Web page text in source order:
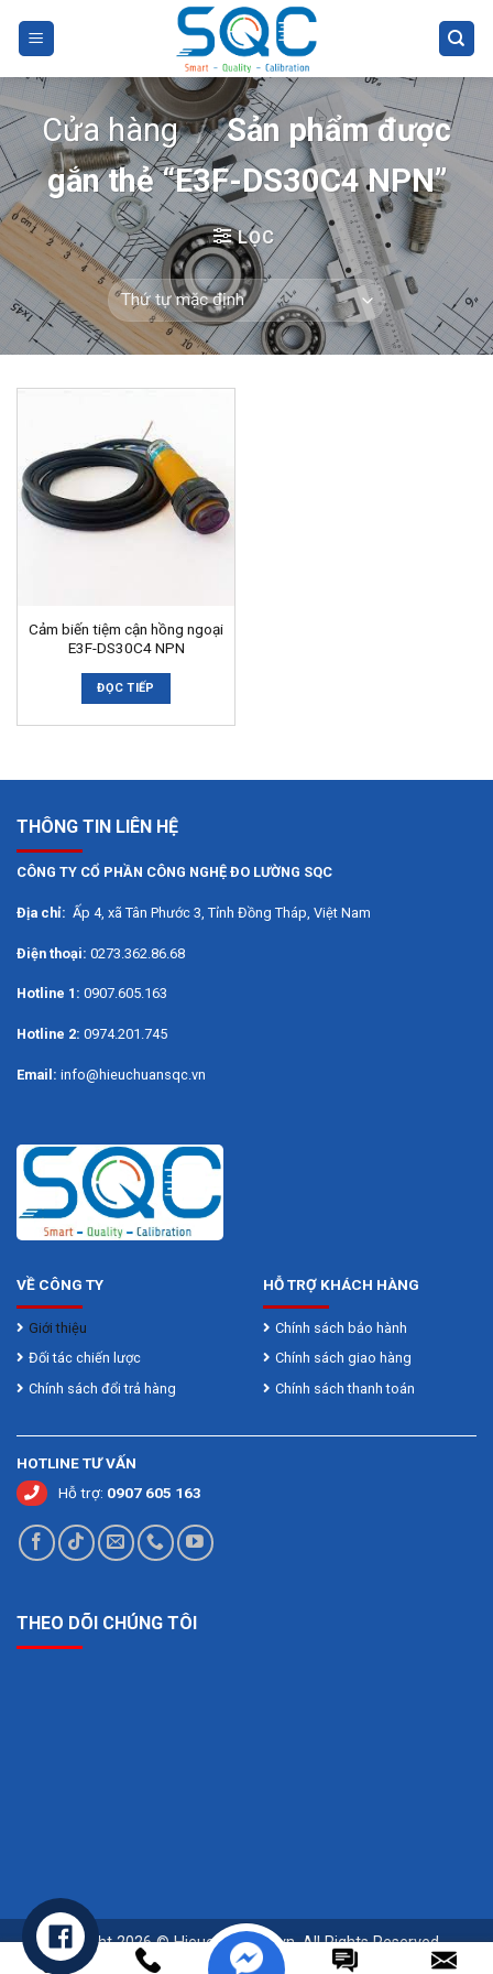
Cửa hàng / Sản phẩm được
gắn thẻ “E3F-DS30C4 NPN”
LỌC
Cảm biến tiệm cận hồng ngoại
E3F-DS30C4 NPN
ĐỌC TIẾP
THÔNG TIN LIÊN HỆ
CÔNG TY CỔ PHẦN CÔNG NGHỆ ĐO LƯỜNG SQC
Địa chỉ: Ấp 4, xã Tân Phước 3, Tỉnh Đồng Tháp, Việt Nam
Điện thoại: 0273.362.86.68
Hotline 1: 0907.605.163
Hotline 2: 0974.201.745
Email: info@hieuchuansqc.vn
VỀ CÔNG TY
Giới thiệu
Đối tác chiến lược
Chính sách đổi trả hàng
HỖ TRỢ KHÁCH HÀNG
Chính sách bảo hành
Chính sách giao hàng
Chính sách thanh toán
HOTLINE TƯ VẤN
Hỗ trợ: 0907 605 163
THEO DÕI CHÚNG TÔI
Copyright 2026 © Hieuchuansqc.vn. All Rights Reserved -
Powered by Ghouse.